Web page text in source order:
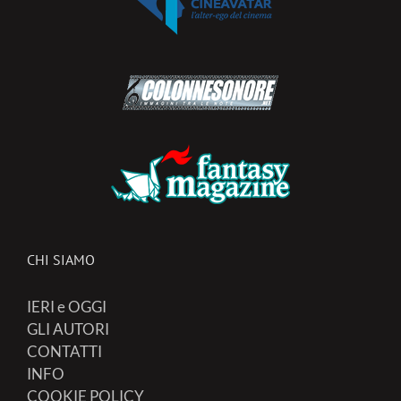
CHI SIAMO
IERI e OGGI
GLI AUTORI
CONTATTI
INFO
COOKIE POLICY